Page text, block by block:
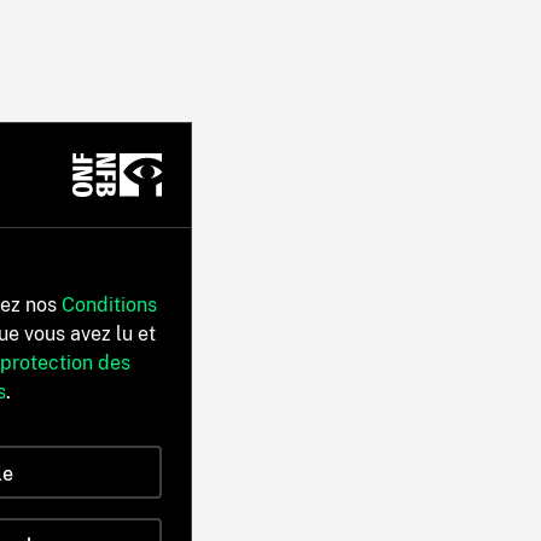
nos Conditions
vous avez lu et
des
.